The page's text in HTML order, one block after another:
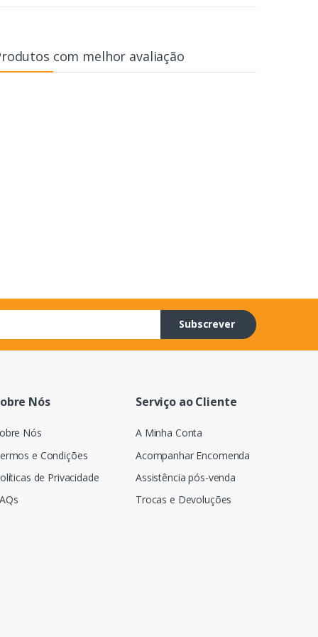
com melhor avaliação
Subscrever
Nós
Nós
e Condições
de Privacidade
Serviço ao Cliente
A Minha Conta
Acompanhar Encomenda
Assistência pós-venda
Trocas e Devoluções